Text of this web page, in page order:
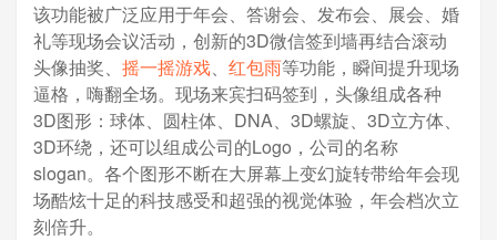
该功能被广泛应用于年会、答谢会、发布会、展会、婚
礼等现场会议活动，创新的3D微信签到墙再结合滚动
头像抽奖、 摇一摇游戏、 红包雨等功能，瞬间提升现场
逼格，嗨翻全场。现场来宾扫码签到，头像组成各种
3D图形：球体、圆柱体、DNA、3D螺旋、3D立方体、
3D环绕，还可以组成公司的Logo，公司的名称
slogan。各个图形不断在大屏幕上变幻旋转带给年会现
场酷炫十足的科技感受和超强的视觉体验，年会档次立
刻倍升。